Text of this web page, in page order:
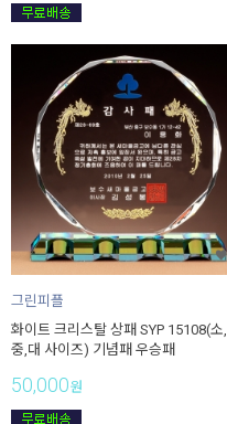
그린피플
화이트 크리스탈 상패 SYP 15108(소,
중,대 사이즈) 기념패 우승패
50,000원